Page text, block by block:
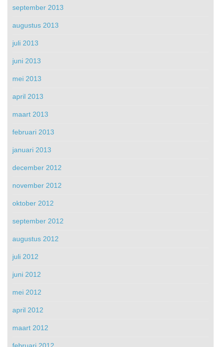
september 2013
augustus 2013
juli 2013
juni 2013
mei 2013
april 2013
maart 2013
februari 2013
januari 2013
december 2012
november 2012
oktober 2012
september 2012
augustus 2012
juli 2012
juni 2012
mei 2012
april 2012
maart 2012